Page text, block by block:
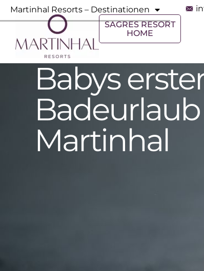
Martinhal Resorts – Destinationen
SAGRES RESORT
HOME
Babys
Martinhal